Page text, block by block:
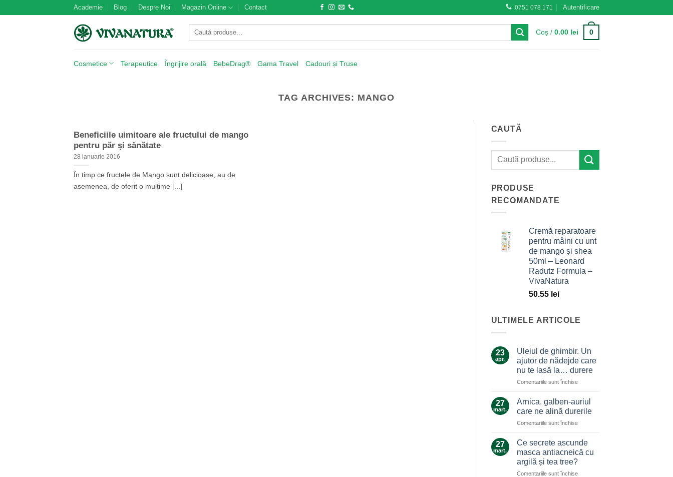
Academie Blog Despre Noi Magazin Online Contact 0751 078 171 Autentificare
Caută
Coș /0.00 lei 0
Cosmetice Terapeutice Îngrijire orală BebeDrag® Gama Travel Cadouri și Truse
TAG ARCHIVES: MANGO
Beneficiile uimitoare ale fructului de mango
pentru păr și sănătate
28 ianuarie 2016
În timp ce fructele de Mango sunt delicioase, au de
asemenea, de oferit o mulțime [...]
CAUTĂ
PRODUSE
RECOMANDATE
Cremă reparatoare
pentru mâini cu unt
de mango și shea
50ml – Leonard
Radutz Formula –
VivaNatura
50.55 lei
ULTIMELE ARTICOLE
23
apr.
Uleiul de ghimbir. Un
ajutor de nădejde care
nu te lasă la… durere
Comentariile sunt închisepentru
de
ghimbir.
Un
ajutor
nădejde
care
nu
lasă
27
mart.
Arnica, galben-auriul
care ne alină durerile
Comentariile sunt închisepentru
galben-
auriul
care
alină
27
mart.
Ce secrete ascunde
masca antiacneică cu
argilă și tea tree?
Comentariile sunt închisepentru